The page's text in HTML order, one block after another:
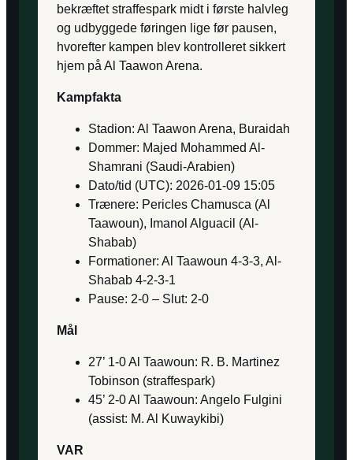
bekræftet straffespark midt i første halvleg
og udbyggede føringen lige før pausen,
hvorefter kampen blev kontrolleret sikkert
hjem på Al Taawon Arena.
Kampfakta
Stadion: Al Taawon Arena, Buraidah
Dommer: Majed Mohammed Al-
Shamrani (Saudi-Arabien)
Dato/tid (UTC): 2026-01-09 15:05
Trænere: Pericles Chamusca (Al
Taawoun), Imanol Alguacil (Al-
Shabab)
Formationer: Al Taawoun 4-3-3, Al-
Shabab 4-2-3-1
Pause: 2-0 – Slut: 2-0
Mål
27’ 1-0 Al Taawoun: R. B. Martinez
Tobinson (straffespark)
45’ 2-0 Al Taawoun: Angelo Fulgini
(assist: M. Al Kuwaykibi)
VAR